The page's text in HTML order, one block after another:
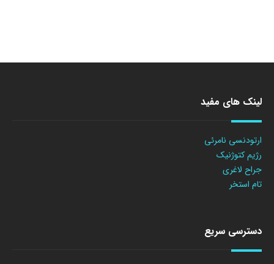
لینک های مفید
ارتودنسی نامرئی
رژیم کتوژنیک
جراح لاغری
تام استخر
دسترسی سریع